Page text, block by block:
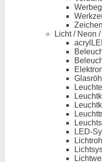
Licht / Neon
LED-